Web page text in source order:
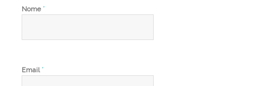
Nome *
Email *